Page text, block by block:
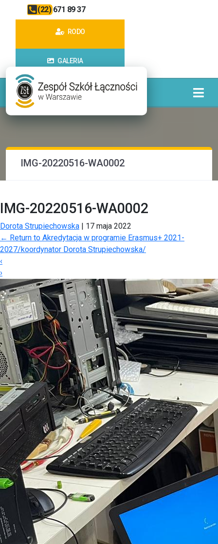
(22) 671 89 37
RODO
GALERIA
IMG-20220516-WA0002
IMG-20220516-WA0002
Dorota Strupiechowska | 17 maja 2022
← Return to Akredytacja w programie Erasmus+ 2021-
2027/koordynator Dorota Strupiechowska/
‹
›